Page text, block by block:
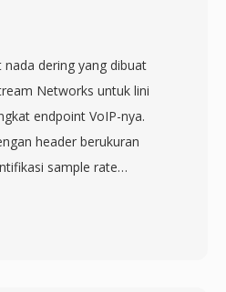
nada dering yang dibuat
Networks untuk lini
endpoint VoIP-nya.
header berukuran
sample rate
kHz), kedalaman bit,